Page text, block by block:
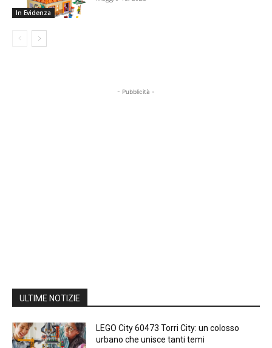
In Evidenza
- Pubblicità -
ULTIME NOTIZIE
LEGO City 60473 Torri City: un colosso
urbano che unisce tanti temi